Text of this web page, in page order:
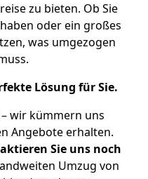
zu bieten. Ob Sie
oder ein großes
was umgezogen
Lösung für Sie.
wir kümmern uns
Angebote erhalten.
Sie uns noch
Umzug von